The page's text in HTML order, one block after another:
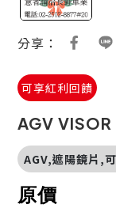
分享：
可享紅利回饋
AGV
AGV,遮陽鏡片,
原價